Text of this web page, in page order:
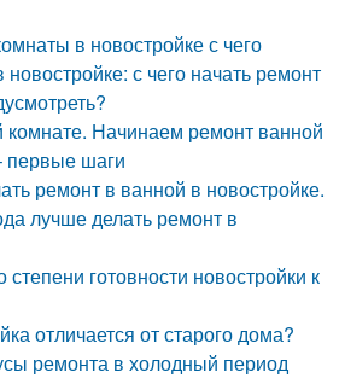
в новостройке с чего
с чего начать ремонт
комнате. Начинаем ремонт ванной
первые шаги
ремонт в ванной в новостройке.
лучше делать ремонт в
готовности новостройки к
отличается от старого дома?
ремонта в холодный период